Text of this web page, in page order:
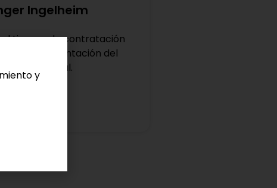
Ingelheim
tiempo de contratación
la implementación del
Conductual.
y